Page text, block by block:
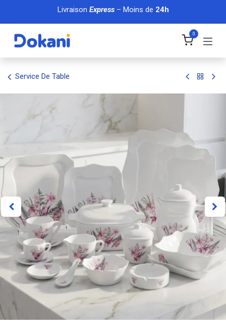
Se rendre au contenu
Livraison Express– Moins de 24h
0
Service De Table